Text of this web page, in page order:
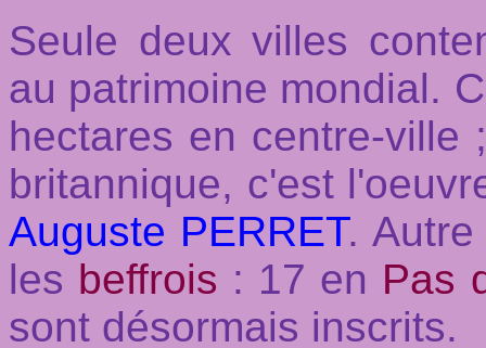
Seule deux villes
au patrimoine mondial.
hectares en centre-ville
britannique, c'est
Auguste PERRET.
les beffrois : 17 en Pas
sont désormais inscrits.